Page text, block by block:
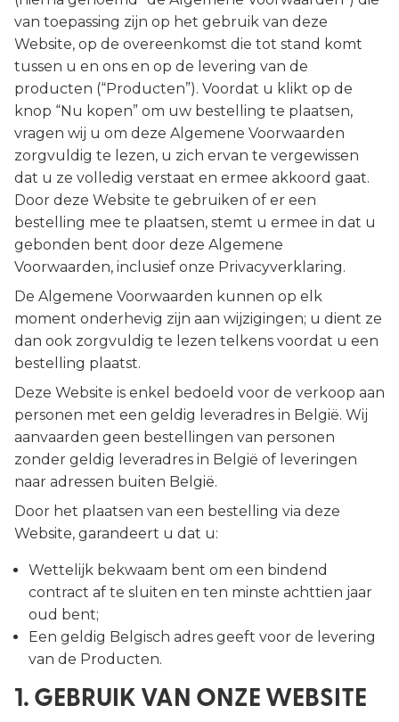
van toepassing zijn op het gebruik van deze
Website, op de overeenkomst die tot stand komt
tussen u en ons en op de levering van de
producten (“Producten”). Voordat u klikt op de
knop “Nu kopen” om uw bestelling te plaatsen,
vragen wij u om deze Algemene Voorwaarden
zorgvuldig te lezen, u zich ervan te vergewissen
dat u ze volledig verstaat en ermee akkoord gaat.
Door deze Website te gebruiken of er een
bestelling mee te plaatsen, stemt u ermee in dat u
gebonden bent door deze Algemene
Voorwaarden, inclusief onze Privacyverklaring.
De Algemene Voorwaarden kunnen op elk
moment onderhevig zijn aan wijzigingen; u dient ze
dan ook zorgvuldig te lezen telkens voordat u een
bestelling plaatst.
Deze Website is enkel bedoeld voor de verkoop aan
personen met een geldig leveradres in België. Wij
aanvaarden geen bestellingen van personen
zonder geldig leveradres in België of leveringen
naar adressen buiten België.
Door het plaatsen van een bestelling via deze
Website, garandeert u dat u:
Wettelijk bekwaam bent om een bindend
contract af te sluiten en ten minste achttien jaar
oud bent;
Een geldig Belgisch adres geeft voor de levering
van de Producten.
1. GEBRUIK VAN ONZE WEBSITE